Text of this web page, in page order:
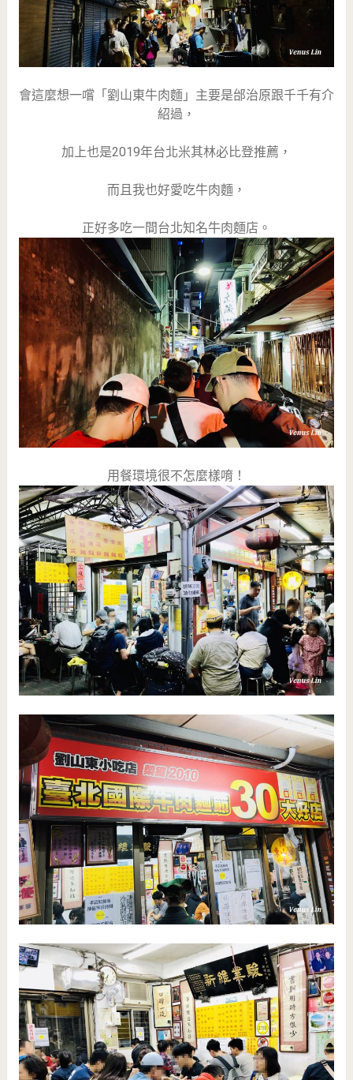
會這麼想一嚐「劉山東牛肉麵」主要是邰治原跟千千有介
紹過，
加上也是2019年台北米其林必比登推薦，
而且我也好愛吃牛肉麵，
正好多吃一間台北知名牛肉麵店。
用餐環境很不怎麼樣唷！